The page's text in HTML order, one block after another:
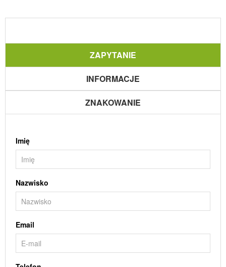
ZAPYTANIE
INFORMACJE
ZNAKOWANIE
Imię
Nazwisko
Email